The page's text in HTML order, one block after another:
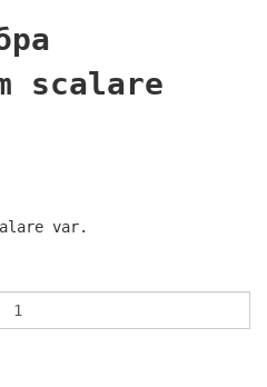
scalare
var.